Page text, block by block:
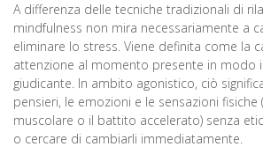
A differenza delle tecniche tradizionali di
mindfulness non mira necessariamente a
eliminare lo stress. Viene definita come la
attenzione al momento presente in modo
giudicante. In ambito agonistico, ciò
pensieri, le emozioni e le sensazioni
muscolare o il battito accelerato) senza
o cercare di cambiarli immediatamente.